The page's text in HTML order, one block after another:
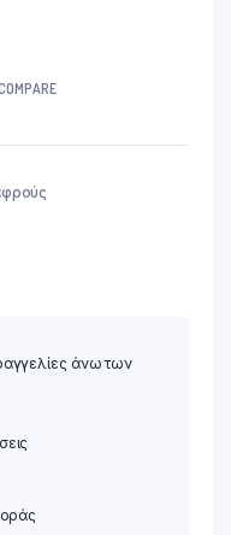
άνω των